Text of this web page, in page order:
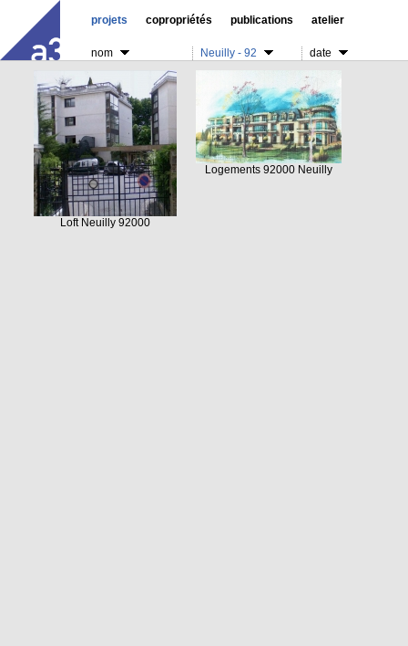
projets copropriétés publications atelier
nom Neuilly - 92 date
Loft Neuilly 92000
Logements 92000 Neuilly